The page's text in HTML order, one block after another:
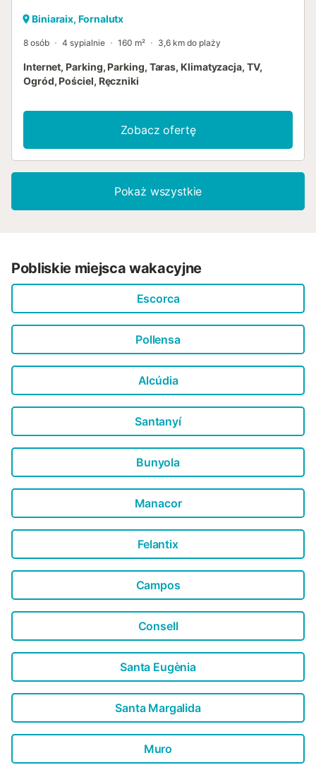
Biniaraix, Fornalutx
8 osób 4 sypialnie 160 m² 3,6 km do plaży
Internet, Parking, Parking, Taras, Klimatyzacja, TV,
Ogród, Pościel, Ręczniki
Zobacz ofertę
Pokaż wszystkie
Pobliskie miejsca wakacyjne
Escorca
Pollensa
Alcúdia
Santanyí
Bunyola
Manacor
Felantix
Campos
Consell
Santa Eugènia
Santa Margalida
Muro